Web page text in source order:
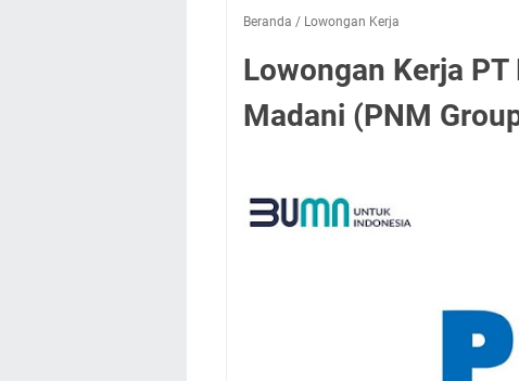
Beranda / Lowongan Kerja
Lowongan Kerja
Madani (PNM